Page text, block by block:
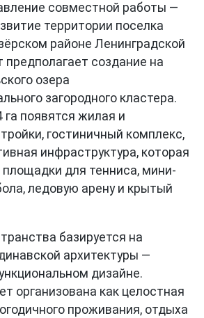
совместной работы —
территории поселка
районе Ленинградской
предполагает создание на
озера
загородного кластера.
появятся жилая и
гостиничный комплекс,
инфраструктура, которая
для тенниса, мини-
ледовую арену и крытый
базируется на
архитектуры —
дизайне.
организована как целостная
проживания, отдыха